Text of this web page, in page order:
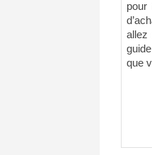
pour
allez
que